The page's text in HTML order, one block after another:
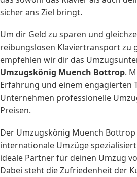
sicher ans Ziel bringt.
Um dir Geld zu sparen und
reibungslosen Klaviertransport zu
empfehlen wir dir das
Umzugskönig Muench Bottrop.
Erfahrung und einem engagierten
Unternehmen professionelle
Preisen.
Der Umzugskönig Muench
internationale Umzüge
ideale Partner für deinen Umzug
Dabei steht die Zufriedenheit der